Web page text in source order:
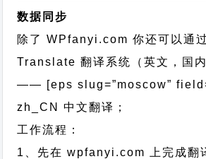
数据同步
除了 WPfanyi.com 你还可以通
Translate 翻译系统（英文，国
—— [eps slug=”moscow”
zh_CN
中文翻译；
工作流程：
1、先在 wpfanyi.com 上完成翻